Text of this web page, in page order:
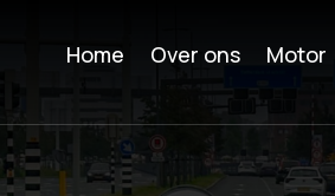
Home Over ons Motor